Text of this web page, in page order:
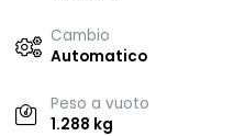
Cambio
Automatico
Peso a vuoto
1.288 kg